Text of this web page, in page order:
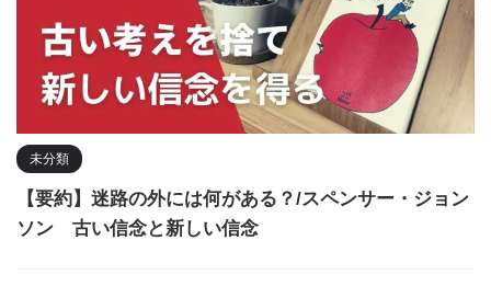
未分類
【要約】迷路の外には何がある？/スペンサー・ジョン
ソン 古い信念と新しい信念